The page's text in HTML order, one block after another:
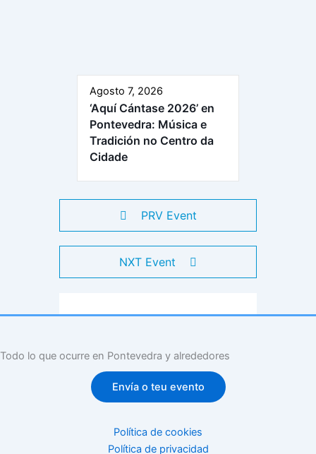
Agosto 7, 2026
‘Aquí Cántase 2026’ en
Pontevedra: Música e
Tradición no Centro da
Cidade
PRV Event
NXT Event
Todo lo que ocurre en Pontevedra y alrededores
Envía o teu evento
Política de cookies
Política de privacidad